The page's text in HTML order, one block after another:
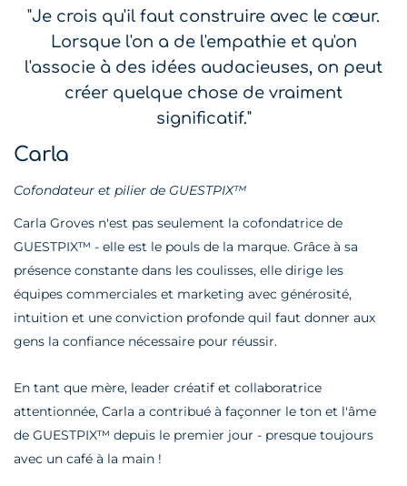
Carla
Cofondateur et pilier de GUESTPIX™
Carla Groves n'est pas seulement la cofondatrice de
GUESTPIX™ - elle est le pouls de la marque. Grâce à sa
présence constante dans les coulisses, elle dirige les
équipes commerciales et marketing avec générosité,
intuition et une conviction profonde quil faut donner aux
gens la confiance nécessaire pour réussir.
En tant que mère, leader créatif et collaboratrice
attentionnée, Carla a contribué à façonner le ton et l'âme
de GUESTPIX™ depuis le premier jour - presque toujours
avec un café à la main !
"Je crois qu'il faut construire avec le cœur.
Lorsque l'on a de l'empathie et qu'on
l'associe à des idées audacieuses, on peut
créer quelque chose de vraiment
significatif."